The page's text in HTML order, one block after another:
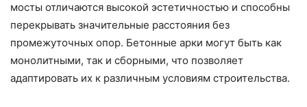
мосты отличаются высокой эстетичностью и способны
перекрывать значительные расстояния без
промежуточных опор. Бетонные арки могут быть как
монолитными, так и сборными, что позволяет
адаптировать их к различным условиям строительства.